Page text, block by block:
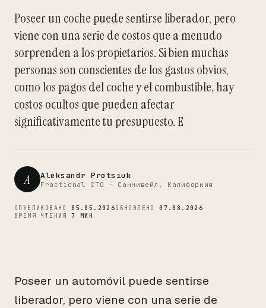
Poseer un coche puede sentirse liberador, pero
viene con una serie de costos que a menudo
sorprenden a los propietarios. Si bien muchas
personas son conscientes de los gastos obvios,
como los pagos del coche y el combustible, hay
costos ocultos que pueden afectar
significativamente tu presupuesto. E
A Aleksandr Protsiuk
Fractional CTO - Саннивейл, Калифорния
ОПУБЛИКОВАНО05.05.2026ОБНОВЛЕНО07.08.2026
ВРЕМЯ ЧТЕНИЯ7 МИН
Poseer un automóvil puede sentirse
liberador, pero viene con una serie de